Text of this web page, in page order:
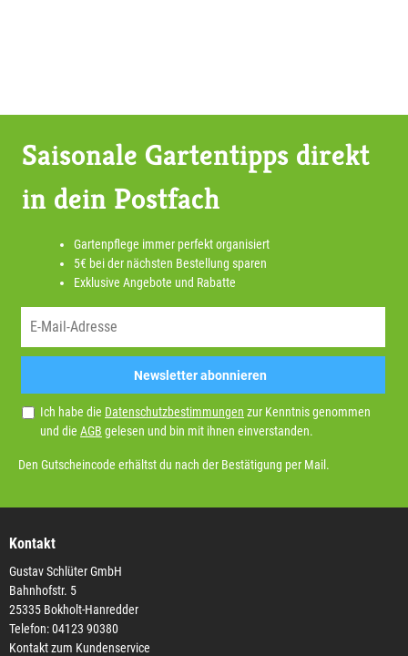
Saisonale Gartentipps direkt
in dein Postfach
Gartenpflege immer perfekt organisiert
5€ bei der nächsten Bestellung sparen
Exklusive Angebote und Rabatte
Newsletter abonnieren
Ich habe die Datenschutzbestimmungen zur Kenntnis genommen
und die AGB gelesen und bin mit ihnen einverstanden.
Den Gutscheincode erhältst du nach der Bestätigung per Mail.
Kontakt
Gustav Schlüter GmbH
Bahnhofstr. 5
25335 Bokholt-Hanredder
Telefon: 04123 90380
Kontakt zum Kundenservice